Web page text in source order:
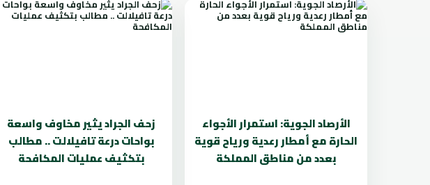
الأرصاد الجوية: استمرار الأجواء
الحارة مع أمطار رعدية ورياح قوية
بعدد من مناطق المملكة
زحف الجراد يثير مخاوف واسعة
بواحات درعة تافيلالت .. مطالب
بتكثيف عمليات المكافحة